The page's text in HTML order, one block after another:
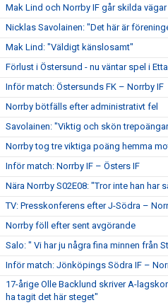
Mak Lind och Norrby IF går skilda vägar
Nicklas Savolainen: "Det här är
Mak Lind: "Väldigt känslosamt"
Förlust i Östersund - nu väntar spel i
Inför match: Östersunds FK – Norrby IF
Norrby bötfälls efter administrativt fel
Savolainen: "Viktig och skön
Norrby tog tre viktiga poäng hemma
Inför match: Norrby IF – Östers IF
Nära Norrby S02E08: "Tror inte han har
TV: Presskonferens efter J-Södra –
Norrby föll efter sent avgörande
Salo: " Vi har ju några fina minnen från
Inför match: Jönköpings Södra IF –
17-årige Olle Backlund skriver A-
ha tagit det här steget"